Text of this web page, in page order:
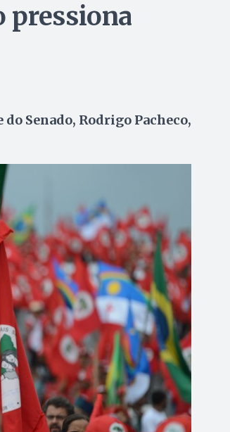
pressiona
Senado, Rodrigo Pacheco,